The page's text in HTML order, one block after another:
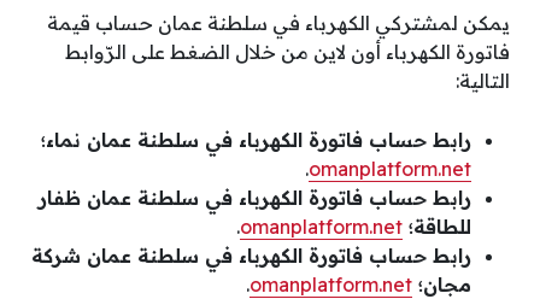
يمكن لمشتركي الكهرباء في سلطنة عمان حساب قيمة
فاتورة الكهرباء أون لاين من خلال الضغط على الرّوابط
التالية:
رابط حساب فاتورة الكهرباء في سلطنة عمان نماء؛
omanplatform.net
.
رابط حساب فاتورة الكهرباء في سلطنة عمان ظفار
للطاقة؛ omanplatform.net
.
رابط حساب فاتورة الكهرباء في سلطنة عمان شركة
مجان؛ omanplatform.net
.